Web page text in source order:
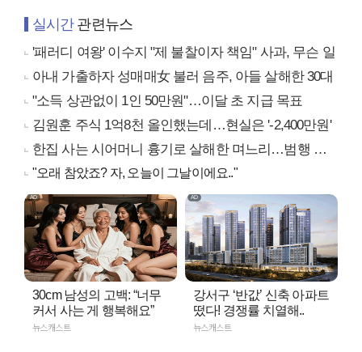
실시간관련뉴스
'패러디 여왕' 이수지 "제 불찰이자 책임" 사과, 무슨 일
아내 가출하자 성매매女 불러 음주, 아들 살해한 30대
"소득 상관없이 1인 50만원"…이달 초 지급 목표
김원훈 주식 1억8천 올인했는데…현실은 '-2,400만원'
한집 사는 시어머니 흉기로 살해한 며느리…범행 동기는
"오래 참았죠? 자, 오늘이 그날이에요.."
30cm 남성의 고백: “너무
커서 사는 게 행복해요”
뉴스캐스트
강서구 ‘반값’ 신축 아파트
떴다! 경쟁률 치열해..
뉴스캐스트